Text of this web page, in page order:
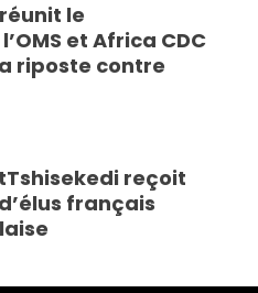
le
et Africa CDC
riposte contre
reçoit
français